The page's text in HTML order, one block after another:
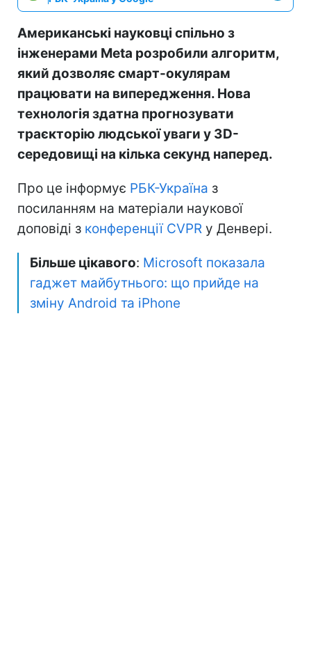
Американські науковці спільно з
інженерами Meta розробили алгоритм,
який дозволяє смарт-окулярам
працювати на випередження. Нова
технологія здатна прогнозувати
траєкторію людської уваги у 3D-
середовищі на кілька секунд наперед.
Про це інформує РБК-Україна з
посиланням на матеріали наукової
доповіді з конференції CVPR у Денвері.
Більше цікавого: Microsoft показала
гаджет майбутнього: що прийде на
зміну Android та iPhone